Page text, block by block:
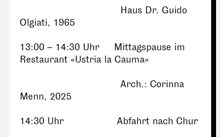
Haus Dr. Guido
Olgiati, 1965
13:00 – 14:30 Uhr Mittagspause im
Restaurant «Ustria la Cauma»
Arch.: Corinna
Menn, 2025
14:30 Uhr Abfahrt nach Chur